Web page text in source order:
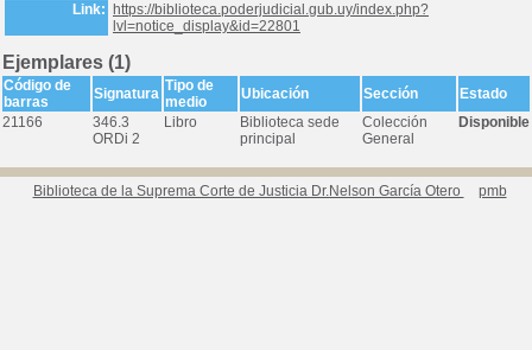
Link:
https://biblioteca.poderjudicial.gub.uy/index.php?
lvl=notice_display&id=22801
Ejemplares (1)
Código de
barras
Signatura Tipo de
medio
Ubicación Sección
Estado
21166
346.3
ORDi 2
Libro
Biblioteca sede
principal
Colección
General
Disponible
Biblioteca de la Suprema Corte de Justicia Dr.Nelson García Otero pmb